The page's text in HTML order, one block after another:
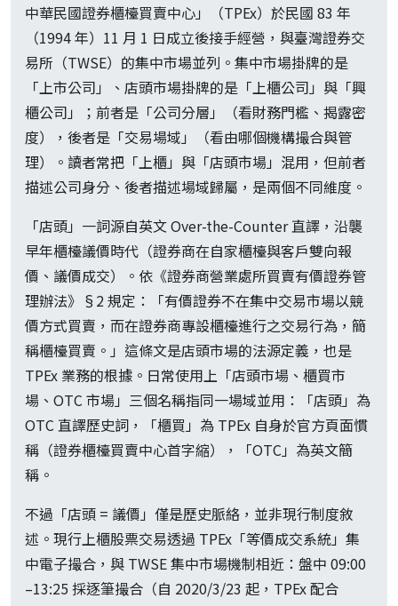
中華民國證券櫃檯買賣中心」（TPEx）於民國 83 年
（1994 年）11 月 1 日成立後接手經營，與臺灣證券交
易所（TWSE）的集中市場並列。集中市場掛牌的是
「上市公司」、店頭市場掛牌的是「上櫃公司」與「興
櫃公司」；前者是「公司分層」（看財務門檻、揭露密
度），後者是「交易場域」（看由哪個機構撮合與管
理）。讀者常把「上櫃」與「店頭市場」混用，但前者
描述公司身分、後者描述場域歸屬，是兩個不同維度。
「店頭」一詞源自英文 Over-the-Counter 直譯，沿襲
早年櫃檯議價時代（證券商在自家櫃檯與客戶雙向報
價、議價成交）。依《證券商營業處所買賣有價證券管
理辦法》§2 規定：「有價證券不在集中交易市場以競
價方式買賣，而在證券商專設櫃檯進行之交易行為，簡
稱櫃檯買賣。」這條文是店頭市場的法源定義，也是
TPEx 業務的根據。日常使用上「店頭市場、櫃買市
場、OTC 市場」三個名稱指同一場域並用：「店頭」為
OTC 直譯歷史詞，「櫃買」為 TPEx 自身於官方頁面慣
稱（證券櫃檯買賣中心首字縮），「OTC」為英文簡
稱。
不過「店頭 = 議價」僅是歷史脈絡，並非現行制度敘
述。現行上櫃股票交易透過 TPEx「等價成交系統」集
中電子撮合，與 TWSE 集中市場機制相近：盤中 09:00
–13:25 採逐筆撮合（自 2020/3/23 起，TPEx 配合